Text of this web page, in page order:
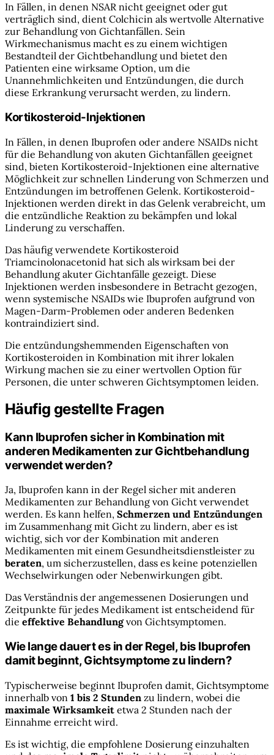
In Fällen, in denen NSAR nicht geeignet oder gut
verträglich sind, dient Colchicin als wertvolle Alternative
zur Behandlung von Gichtanfällen. Sein
Wirkmechanismus macht es zu einem wichtigen
Bestandteil der Gichtbehandlung und bietet den
Patienten eine wirksame Option, um die
Unannehmlichkeiten und Entzündungen, die durch
diese Erkrankung verursacht werden, zu lindern.
Kortikosteroid-Injektionen
In Fällen, in denen Ibuprofen oder andere NSAIDs nicht
für die Behandlung von akuten Gichtanfällen geeignet
sind, bieten Kortikosteroid-Injektionen eine alternative
Möglichkeit zur schnellen Linderung von Schmerzen und
Entzündungen im betroffenen Gelenk. Kortikosteroid-
Injektionen werden direkt in das Gelenk verabreicht, um
die entzündliche Reaktion zu bekämpfen und lokal
Linderung zu verschaffen.
Das häufig verwendete Kortikosteroid
Triamcinolonacetonid hat sich als wirksam bei der
Behandlung akuter Gichtanfälle gezeigt. Diese
Injektionen werden insbesondere in Betracht gezogen,
wenn systemische NSAIDs wie Ibuprofen aufgrund von
Magen-Darm-Problemen oder anderen Bedenken
kontraindiziert sind.
Die entzündungshemmenden Eigenschaften von
Kortikosteroiden in Kombination mit ihrer lokalen
Wirkung machen sie zu einer wertvollen Option für
Personen, die unter schweren Gichtsymptomen leiden.
Häufig gestellte Fragen
Kann Ibuprofen sicher in Kombination mit
anderen Medikamenten zur Gichtbehandlung
verwendet werden?
Ja, Ibuprofen kann in der Regel sicher mit anderen
Medikamenten zur Behandlung von Gicht verwendet
werden. Es kann helfen, Schmerzen und Entzündungen
im Zusammenhang mit Gicht zu lindern, aber es ist
wichtig, sich vor der Kombination mit anderen
Medikamenten mit einem Gesundheitsdienstleister zu
beraten, um sicherzustellen, dass es keine potenziellen
Wechselwirkungen oder Nebenwirkungen gibt.
Das Verständnis der angemessenen Dosierungen und
Zeitpunkte für jedes Medikament ist entscheidend für
die effektive Behandlungvon Gichtsymptomen.
Wie lange dauert es in der Regel, bis Ibuprofen
damit beginnt, Gichtsymptome zu lindern?
Typischerweise beginnt Ibuprofen damit, Gichtsymptome
innerhalb von 1 bis 2 Stunden zu lindern, wobei die
maximale Wirksamkeit etwa 2 Stunden nach der
Einnahme erreicht wird.
Es ist wichtig, die empfohlene Dosierung einzuhalten